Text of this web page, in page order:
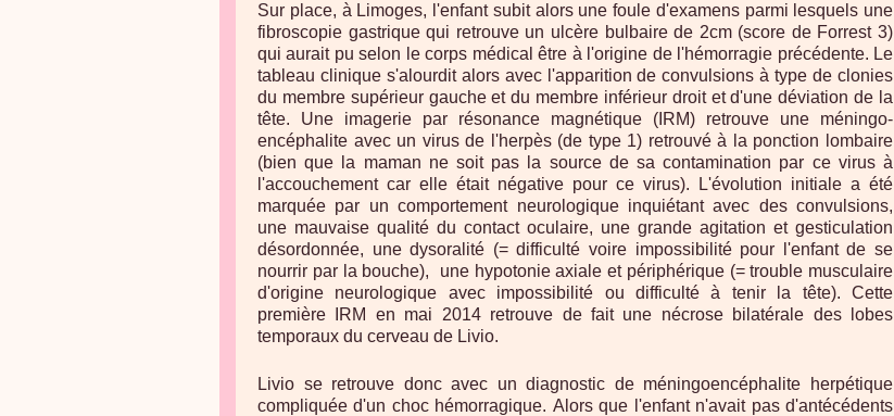
Sur place, à Limoges, l'enfant subit alors une foule d'examens parmi lesquels une
fibroscopie gastrique qui retrouve un ulcère bulbaire de 2cm (score de Forrest 3)
qui aurait pu selon le corps médical être à l'origine de l'hémorragie précédente. Le
tableau clinique s'alourdit alors avec l'apparition de convulsions à type de clonies
du membre supérieur gauche et du membre inférieur droit et d'une déviation de la
tête. Une imagerie par résonance magnétique (IRM) retrouve une méningo-
encéphalite avec un virus de l'herpès (de type 1) retrouvé à la ponction lombaire
(bien que la maman ne soit pas la source de sa contamination par ce virus à
l'accouchement car elle était négative pour ce virus). L'évolution initiale a été
marquée par un comportement neurologique inquiétant avec des convulsions,
une mauvaise qualité du contact oculaire, une grande agitation et gesticulation
désordonnée, une dysoralité (= difficulté voire impossibilité pour l'enfant de se
nourrir par la bouche), une hypotonie axiale et périphérique (= trouble musculaire
d'origine neurologique avec impossibilité ou difficulté à tenir la tête). Cette
première IRM en mai 2014 retrouve de fait une nécrose bilatérale des lobes
temporaux du cerveau de Livio.
Livio se retrouve donc avec un diagnostic de méningoencéphalite herpétique
compliquée d'un choc hémorragique. Alors que l'enfant n'avait pas d'antécédents